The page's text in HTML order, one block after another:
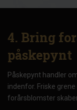
4. Bring
påskepynt
Påskepynt handler
indenfor. Friske
forårsblomster